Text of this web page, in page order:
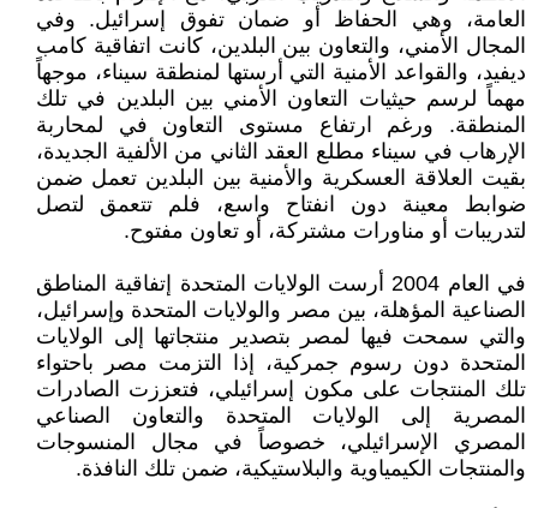
العامة، وهي الحفاظ أو ضمان تفوق إسرائيل. وفي
المجال الأمني، والتعاون بين البلدين، كانت اتفاقية كامب
ديفيد، والقواعد الأمنية التي أرستها لمنطقة سيناء، موجهاً
مهماً لرسم حيثيات التعاون الأمني بين البلدين في تلك
المنطقة. ورغم ارتفاع مستوى التعاون في لمحاربة
الإرهاب في سيناء مطلع العقد الثاني من الألفية الجديدة،
بقيت العلاقة العسكرية والأمنية بين البلدين تعمل ضمن
ضوابط معينة دون انفتاح واسع، فلم تتعمق لتصل
لتدريبات أو مناورات مشتركة، أو تعاون مفتوح.
في العام 2004 أرست الولايات المتحدة إتفاقية المناطق
الصناعية المؤهلة، بين مصر والولايات المتحدة وإسرائيل،
والتي سمحت فيها لمصر بتصدير منتجاتها إلى الولايات
المتحدة دون رسوم جمركية، إذا التزمت مصر باحتواء
تلك المنتجات على مكون إسرائيلي، فتعززت الصادرات
المصرية إلى الولايات المتحدة والتعاون الصناعي
المصري الإسرائيلي، خصوصاً في مجال المنسوجات
والمنتجات الكيمياوية والبلاستيكية، ضمن تلك النافذة.